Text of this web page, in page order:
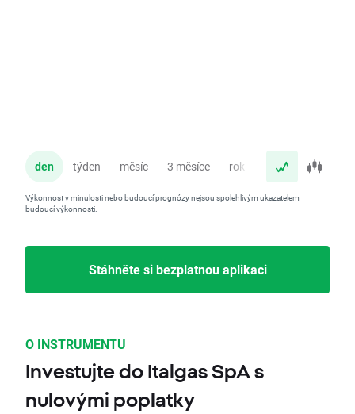
den týden měsíc 3 měsíce rok
Výkonnost v minulosti nebo budoucí prognózy nejsou spolehlivým ukazatelem
budoucí výkonnosti.
Stáhněte si bezplatnou aplikaci
O INSTRUMENTU
Investujte do Italgas SpA s
nulovými poplatky